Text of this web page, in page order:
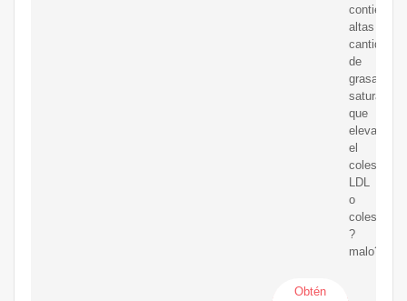
contienen
altas
cantidades
de
grasas
saturadas
que
elevan
el
colesterol
LDL
o
colesterol
?
malo?.
Obtén